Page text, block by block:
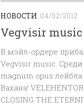
НОВОСТИ 04/02/2012
Vegvisir music
В мэйл-ордере
Vegvisir music.
magnum opus
Вахана!
CLOSING THE